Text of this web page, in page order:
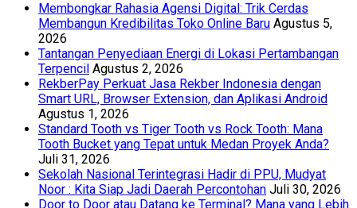
Membongkar Rahasia Agensi Digital: Trik Cerdas
Membangun Kredibilitas Toko Online Baru Agustus 5,
2026
Tantangan Penyediaan Energi di Lokasi Pertambangan
Terpencil Agustus 2, 2026
RekberPay Perkuat Jasa Rekber Indonesia dengan
Smart URL, Browser Extension, dan Aplikasi Android
Agustus 1, 2026
Standard Tooth vs Tiger Tooth vs Rock Tooth: Mana
Tooth Bucket yang Tepat untuk Medan Proyek Anda?
Juli 31, 2026
Sekolah Nasional Terintegrasi Hadir di PPU, Mudyat
Noor : Kita Siap Jadi Daerah Percontohan Juli 30, 2026
Door to Door atau Datang ke Terminal? Mana yang Lebih